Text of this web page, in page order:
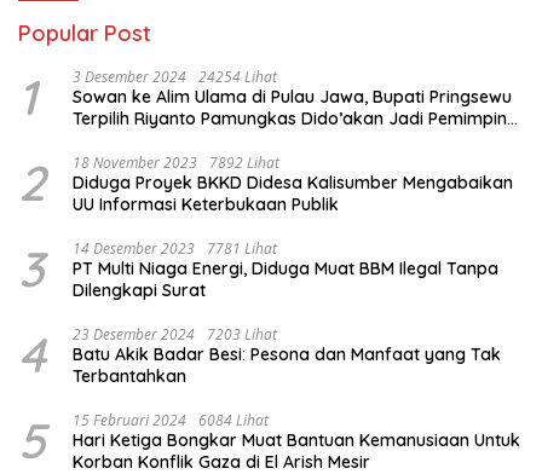
Popular Post
1 3 Desember 2024 24254 Lihat
Sowan ke Alim Ulama di Pulau Jawa, Bupati Pringsewu
Terpilih Riyanto Pamungkas Dido’akan Jadi Pemimpin
2 18 November 2023 7892 Lihat
Diduga Proyek BKKD Didesa Kalisumber Mengabaikan
UU Informasi Keterbukaan Publik
3 14 Desember 2023 7781 Lihat
PT Multi Niaga Energi, Diduga Muat BBM Ilegal Tanpa
Dilengkapi Surat
4 23 Desember 2024 7203 Lihat
Batu Akik Badar Besi: Pesona dan Manfaat yang Tak
Terbantahkan
5 15 Februari 2024 6084 Lihat
Hari Ketiga Bongkar Muat Bantuan Kemanusiaan Untuk
Korban Konflik Gaza di El Arish Mesir